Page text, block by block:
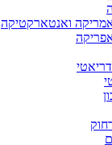
ואנטארקטיקה